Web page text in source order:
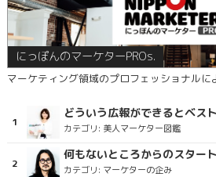
にっぽんのマーケターPROs.
マーケティング領域のプロフェッショナルに
どういう広報ができるとベス
カテゴリ: 美人マーケター図鑑
何もないところからのスタート
カテゴリ: マーケターの企み